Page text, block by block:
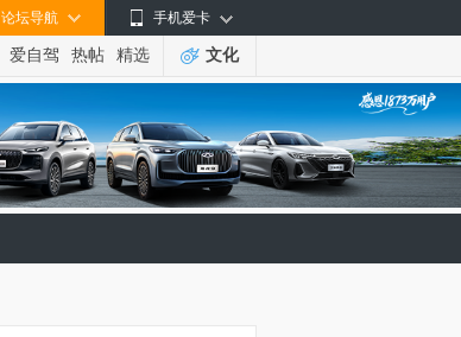
手机爱卡
论坛导航
爱自驾 热帖 精选 文化